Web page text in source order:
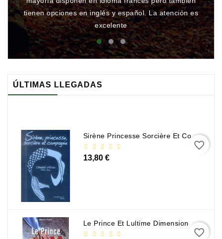
tienen opciones en inglés y español. La atención es
excelente
ÚLTIMAS LLEGADAS
Sirène Princesse Sorcière Et Compagnie
13,80 €
favorite_border
Le Prince Et Lultime Dimension
favorite_border